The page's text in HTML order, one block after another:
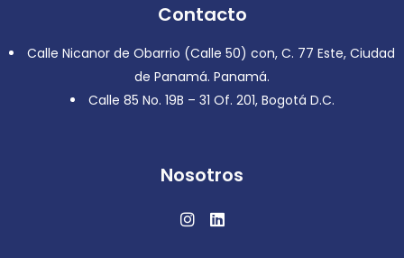
Contacto
Calle Nicanor de Obarrio (Calle 50) con, C. 77 Este, Ciudad
de Panamá. Panamá.
Calle 85 No. 19B – 31 Of. 201, Bogotá D.C.
Nosotros